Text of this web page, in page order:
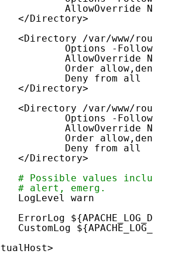
AllowOverride None
</Directory>
<Directory /var/www/
Options -
AllowOverride None
Order allow,deny
Deny from all
</Directory>
<Directory /var/www/
Options -
AllowOverride None
Order allow,deny
Deny from all
</Directory>
# Possible values
# alert, emerg.
LogLevel warn
ErrorLog ${APACHE_LOG_DIR}
CustomLog
>